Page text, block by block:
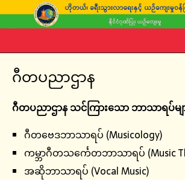
ဂီတပညာဌာန
ဂီတပညာဌာန သင်ကြားသော ဘာသာရပ်မျ
ဂီတဗေဒဘာသာရပ် (Musicology)
ကမ္ဘာဂီတသင်္ကေတဘာသာရပ် (Music
အဆိုဘာသာရပ် (Vocal Music)